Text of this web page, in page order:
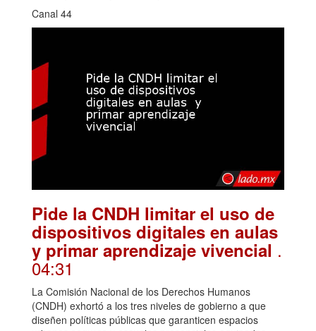
Canal 44
Pide la CNDH limitar el uso de
dispositivos digitales en aulas
y primar aprendizaje vivencial .
04:31
La Comisión Nacional de los Derechos Humanos
(CNDH) exhortó a los tres niveles de gobierno a que
diseñen políticas públicas que garanticen espacios